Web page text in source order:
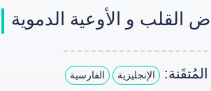
القلب و الأوعیة الدمویة
الإنجليزية الفارسية